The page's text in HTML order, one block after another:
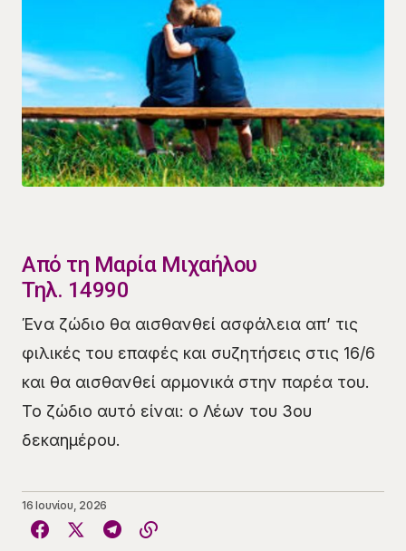
​Από τη Μαρία Μιχαήλου
Τηλ. 14990
Ένα ζώδιο θα αισθανθεί ασφάλεια απ’ τις
φιλικές του επαφές και συζητήσεις στις 16/6
και θα αισθανθεί αρμονικά στην παρέα του.
Το ζώδιο αυτό είναι: ο Λέων του 3ου
δεκαημέρου.
16 Ιουνίου, 2026